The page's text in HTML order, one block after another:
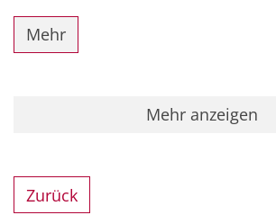
Mehr
Mehr anzeigen
Zurück